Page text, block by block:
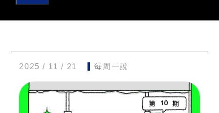
2025 / 11 / 21 每周一說